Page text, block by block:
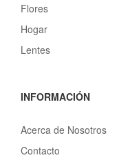
Flores
Hogar
Lentes
INFORMACIÓN
Acerca de Nosotros
Contacto